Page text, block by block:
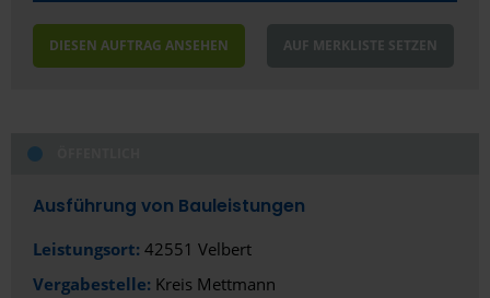
DIESEN AUFTRAG ANSEHEN AUF MERKLISTE SETZEN
Ausführung von Bauleistungen
Leistungsort: 42551 Velbert
Vergabestelle: Kreis Mettmann